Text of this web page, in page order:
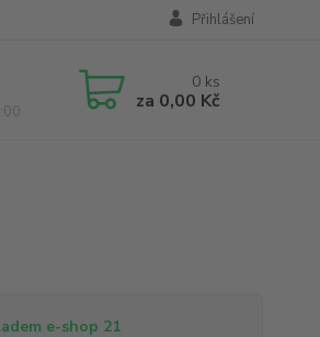
Přihlášení
0 ks
za 0,00 Kč
e-shop 21